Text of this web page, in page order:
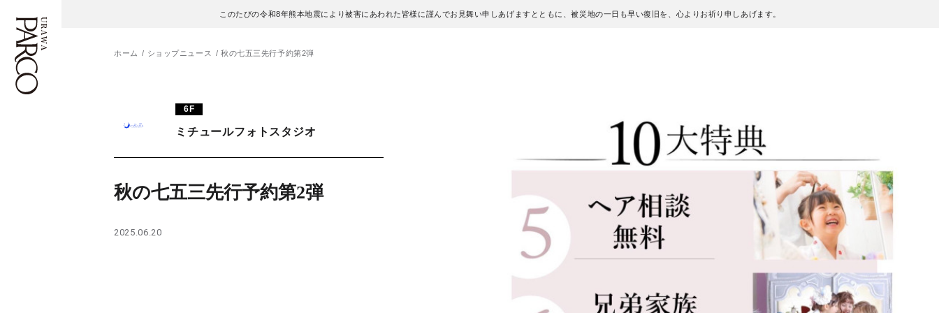
このたびの令和8年熊本地震により被害にあわれた皆様に謹んでお見舞い申しあげますとともに、被災地の一日も早い復旧を、心よりお祈り申しあげます。
ホーム ショップニュース 秋の七五三先行予約第2弾
6F
ミチュールフォトスタジオ
秋の七五三先行予約第2弾
2025.06.20